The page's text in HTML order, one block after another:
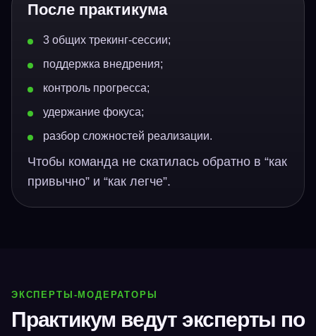
После практикума
3 общих трекинг-сессии;
поддержка внедрения;
контроль прогресса;
удержание фокуса;
разбор сложностей реализации.
Чтобы команда не скатилась обратно в “как
привычно” и “как легче”.
ЭКСПЕРТЫ-МОДЕРАТОРЫ
Практикум ведут эксперты по